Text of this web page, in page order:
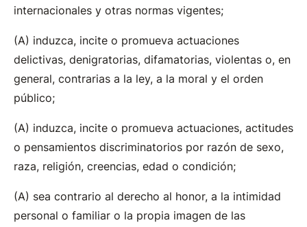
internacionales y otras normas vigentes;
induzca, incite o promueva actuaciones
delictivas, denigratorias, difamatorias, violentas o, en
general, contrarias a la ley, a la moral y el orden
público;
induzca, incite o promueva actuaciones, actitudes
o pensamientos discriminatorios por razón de sexo,
raza, religión, creencias, edad o condición;
sea contrario al derecho al honor, a la intimidad
personal o familiar o la propia imagen de las